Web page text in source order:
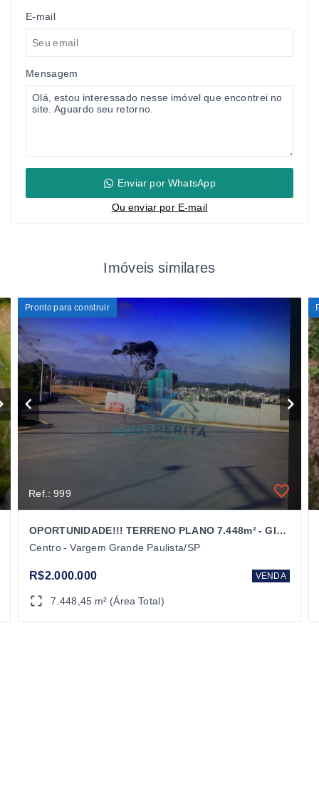
E-mail
Mensagem
Enviar por WhatsApp
Ou enviar por E-mail
Imóveis similares
Pronto para construir
Ref.: 999
OPORTUNIDADE!!! TERRENO PLANO 7.448m² - Gleba A -Vargem Grande Paulista/SP
Centro - Vargem Grande Paulista/SP
R$2.000.000 VENDA
7.448,45 m² (Área Total)